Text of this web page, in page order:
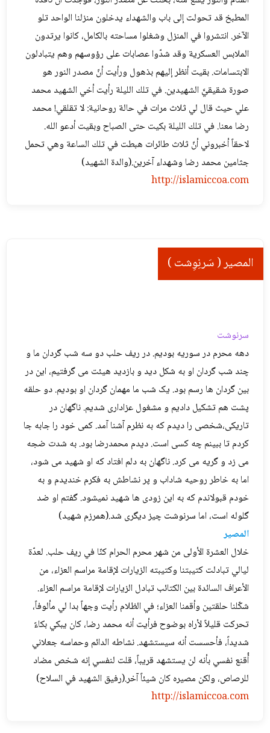
المطبخ قد تحولت إلى باب والشهداء يدخلون منزلنا الواحد تلو
الآخر. انتشروا في المنزل وشغلوا مساحته بالكامل، كانوا يرتدون
الملابس العسكرية وقد شدّوا عصابات على رؤوسهم وهم يتبادلون
الابتسامات. بقيت أنظر إليهم بذهول ورأيت أنّ مصدر النور هو
صورة شقيقيَّ الشهيدين. في تلك الليلة رأيت أخي الشهيد محمد
علي حيث قال لي ثلاث مرات في حالة روحانية: لا تقلقي! محمد
رضا معنا. في تلك الليلة بكيت حتى الصباح وبقيت أدعو الله.
لاحقاً أخبروني أنّ ثلاث طائرات هبطت في تلك الساعة وهي تحمل
جثامين محمد رضا وشهداء آخرين.(والدة الشهيد)
http://islamiccoa.com
المصير ( سَرنِوِشت )
سرنوشت
دهه محرم در سوریه بودیم. در ریف حلب دو سه شب گردان ما و
چند شب گردان او به شکل دید و بازدید هیئت می گرفتیم، این در
بین گردان ها رسم بود. یک شب ما مهمان گردان او بودیم. دو حلقه
پشت هم تشکیل دادیم و مشغول عزاداری شدیم. ناگهان در
تاریکی،شخصی را دیدم که به نظرم آشنا آمد. کمی خود را جابه جا
کردم تا ببینم چه کسی است. دیدم محمدرضا بود. به شدت ضجه
می زد و گریه می کرد. ناگهان به دلم افتاد که او شهید می شود،
اما به خاطر روحیه شاداب و پر نشاطش به فکرم خندیدم و به
خودم قبولاندم که به این زودی ها شهید نمیشود. گفتم او ضد
گلوله است، اما سرنوشت چیز دیگری شد.(همرزم شهید)
المصير
خلال العشرة الأولى من شهر محرم الحرام كنّا في ريف حلب. لعدّة
ليالي تبادلت كتيبتنا وكتيبته الزيارات لإقامة مراسم العزاء، من
الأعراف السائدة بين الكتائب تبادل الزيارات لإقامة مراسم العزاء.
شكّلنا حلقتين وأقمنا العزاء؛ في الظلام رأيت وجهاً بدا لي مألوفاً،
تحركت قليلاً لأراه بوضوح فرأيت أنه محمد رضا، كان يبكي بكاءً
شديداً، فأحسست أنه سيستشهد. نشاطه الدائم وحماسه جعلاني
أُقنع نفسي بأنه لن يستشهد قريباً، قلت لنفسي إنه شخص مضاد
للرصاص، ولكن مصيره كان شيئاً آخر.(رفيق الشهيد في السلاح)
http://islamiccoa.com